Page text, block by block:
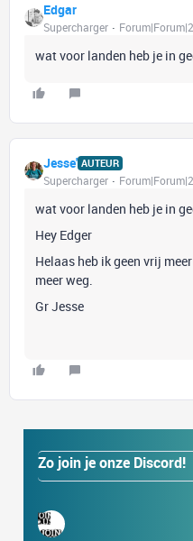
Edgar
Supercharger
wat voor landen heb je in
Jesse' AUTEUR
Supercharger
wat voor landen heb je in
Hey Edger
Helaas heb ik geen vrij
meer weg.
Gr Jesse
Zo join je onze Discord!